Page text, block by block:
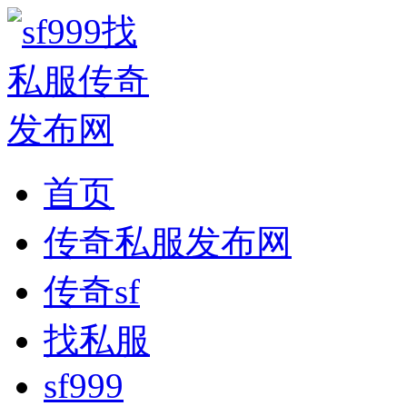
首页
传奇私服发布网
传奇sf
找私服
sf999